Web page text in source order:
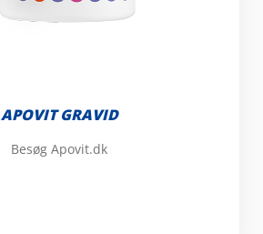
APOVIT GRAVID
Besøg Apovit.dk